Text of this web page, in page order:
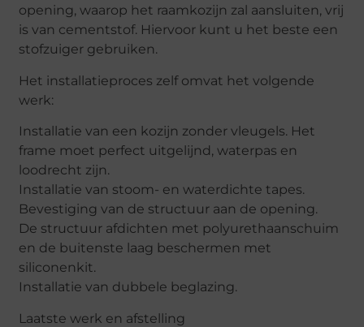
opening, waarop het raamkozijn zal aansluiten, vrij
is van cementstof. Hiervoor kunt u het beste een
stofzuiger gebruiken.
Het installatieproces zelf omvat het volgende
werk:
Installatie van een kozijn zonder vleugels. Het
frame moet perfect uitgelijnd, waterpas en
loodrecht zijn.
Installatie van stoom- en waterdichte tapes.
Bevestiging van de structuur aan de opening.
De structuur afdichten met polyurethaanschuim
en de buitenste laag beschermen met
siliconenkit.
Installatie van dubbele beglazing.
Laatste werk en afstelling